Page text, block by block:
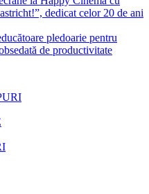
dedicat celor 20 de ani
pledoarie pentru
de productivitate